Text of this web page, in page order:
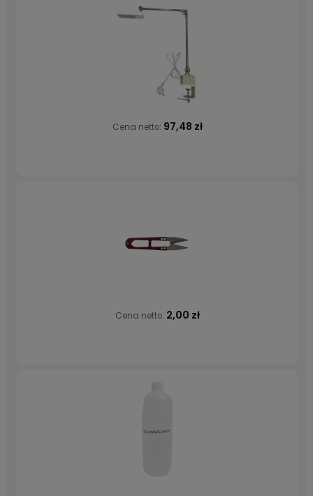
Cena netto: 97,48 zł
Cena netto: 2,00 zł